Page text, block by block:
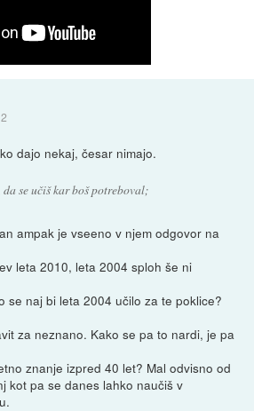
dajo nekaj, česar nimajo.
se učiš kar boš potreboval;
ampak je vseeno v njem odgovor na
leta 2010, leta 2004 sploh še ni
se naj bi leta 2004 učilo za te poklice?
za neznano. Kako se pa to nardi, je pa
znanje izpred 40 let? Mal odvisno od
kot pa se danes lahko naučiš v